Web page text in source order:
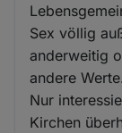
Sex völlig
anderweitig
andere Werte.
Nur
Kirchen